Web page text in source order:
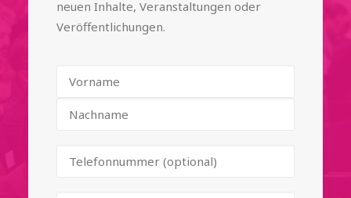
neuen Inhalte, Veranstaltungen oder
Veröffentlichungen.